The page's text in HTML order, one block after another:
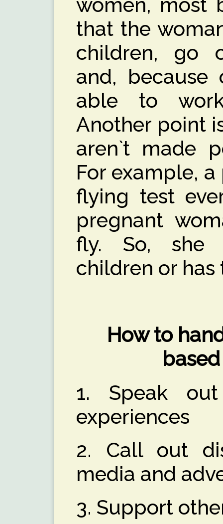
women, most
that the
children, go
and,
able to
Another point
aren`t made
For example,
flying test
pregnant
fly. So, she
children or has
How to
1. Speak
experiences
2. Call out
media and
3. Support